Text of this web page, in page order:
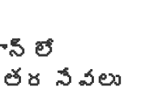
లో
సేవలు